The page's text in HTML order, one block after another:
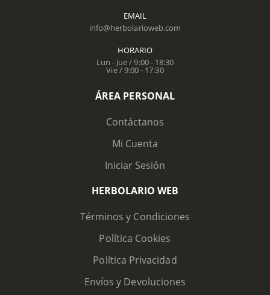
EMAIL
info@herbolarioweb.com
HORARIO
Lun - Jue / 9:00 - 18:30
Vie / 9:00 - 17:30
ÁREA PERSONAL
Contáctanos
Mi Cuenta
Iniciar Sesión
HERBOLARIO WEB
Términos y Condiciones
Política Cookies
Política Privacidad
Envíos y Devoluciones